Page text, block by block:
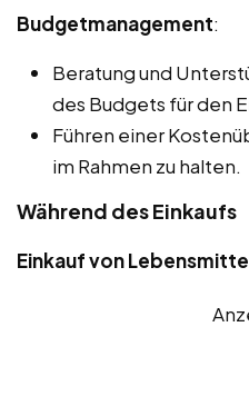
Budgetmanagement:
Beratung und
des Budgets für den
Führen einer
im Rahmen zu halten.
Während des Einkaufs
Einkauf von